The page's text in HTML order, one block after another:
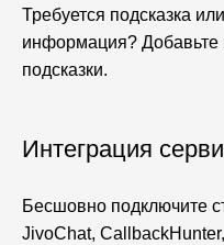
Требуется подсказка
информация?
подсказки.
Интеграция
Бесшовно подключите
JivoChat,